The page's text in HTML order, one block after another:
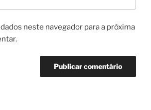
neste navegador para a próxima